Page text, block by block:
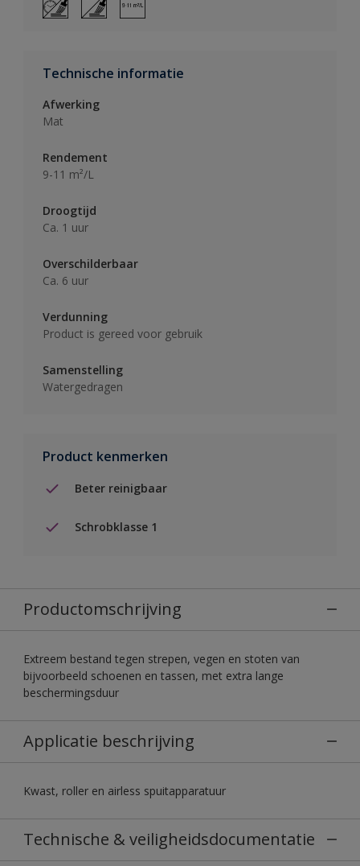
Technische informatie
Afwerking
Mat
Rendement
9-11 m²/L
Droogtijd
Ca. 1 uur
Overschilderbaar
Ca. 6 uur
Verdunning
Product is gereed voor gebruik
Samenstelling
Watergedragen
Product kenmerken
Beter reinigbaar
Schrobklasse 1
Productomschrijving
Extreem bestand tegen strepen, vegen en stoten van
bijvoorbeeld schoenen en tassen, met extra lange
beschermingsduur
Applicatie beschrijving
Kwast, roller en airless spuitapparatuur
Technische & veiligheidsdocumentatie